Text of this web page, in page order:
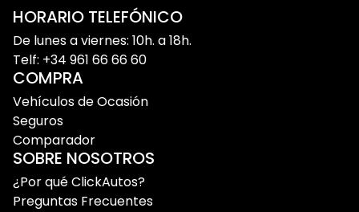
urbanos perfectos para moverte por Oviedo o Gijón,
hasta SUV familiares, coches automáticos, híbridos y
modelos preparados para trayectos largos y
carreteras de montaña. Trabajamos con marcas
como Volkswagen, Peugeot, Audi, BMW, SEAT,
Hyundai, Toyota, Mercedes-Benz o Kia, entre
muchas otras.
Además, en elconcesionario de ClickAutos
Asturias contamos con opciones de financiación
flexible y un equipo especializado que te acompaña
HORARIO TELEFÓNICO
De lunes a viernes: 10h. a 18h.
Telf: +34 961 66 66 60
COMPRA
Vehículos de Ocasión
Seguros
Comparador
SOBRE NOSOTROS
¿Por qué ClickAutos?
Preguntas Frecuentes